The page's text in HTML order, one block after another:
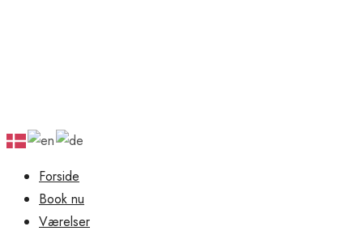
Forside
Book nu
Værelser